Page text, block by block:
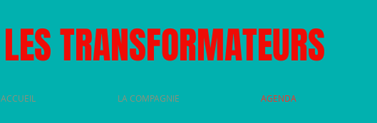
LES TRANSFORMATEURS
ACCUEIL LA COMPAGNIE AGENDA